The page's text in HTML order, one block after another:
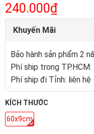
240.000₫
Khuyến Mãi
Bảo hành sản phẩm 2
Phí ship trong TP.HCM:
Phí ship đi Tỉnh: liên hệ
KÍCH THƯỚC
60x9cm